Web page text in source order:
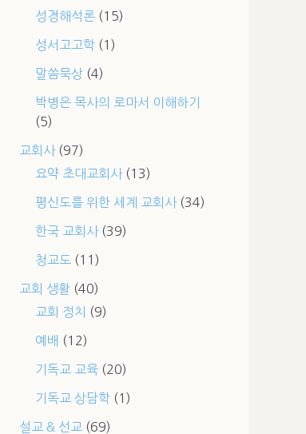
성경해석론(15)
성서고고학(1)
말씀묵상(4)
박병은 목사의 로마서 이해하기
(5)
교회사(97)
요약 초대교회사(13)
평신도를 위한 세계 교회사(34)
한국 교회사(39)
청교도 (11)
교회 생활(40)
교회 정치
(9)
예배 (12)
기독교 교육(20)
기독교 상담학(1)
설교 & 선교 (69)